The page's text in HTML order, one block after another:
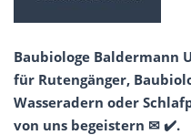
Baubiologe Baldermann
für Rutengänger,
Wasseradern oder
von uns begeistern ✉ ✔️.